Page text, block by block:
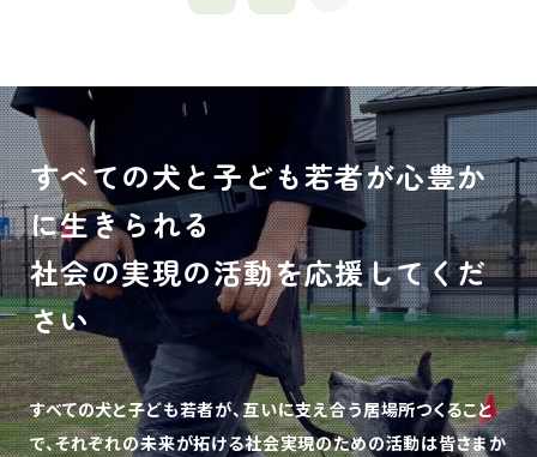
すべての犬と子ども若者が心豊か
に生きられる
社会の実現の活動を応援してくだ
さい
すべての犬と子ども若者が、互いに支え合う居場所つくること
で、それぞれの未来が拓ける社会実現のための活動は皆さまか